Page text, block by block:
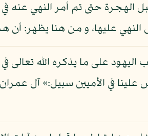
الهجرة حتى تم أمر النهي عنه في
عليها، و من هنا يظهر: أن